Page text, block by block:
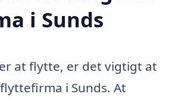
i Sunds
at flytte, er det vigtigt at
i Sunds. At